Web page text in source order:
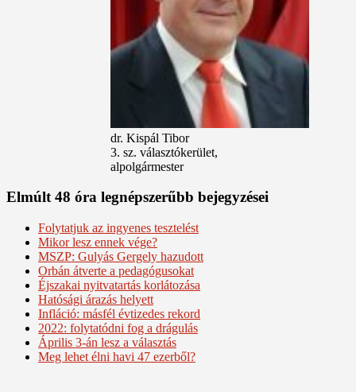
dr. Kispál Tibor
3. sz. választókerület,
alpolgármester
Elmúlt 48 óra legnépszerűbb bejegyzései
Folytatjuk az ingyenes tesztelést
Mikor lesz ennek vége?
MSZP: Gulyás Gergely hazudott
Orbán átverte a pedagógusokat
Éjszakai nyitvatartás korlátozása
Hatósági árazás helyett
Infláció: másfél évtizedes rekord
2022: folytatódni fog a drágulás
Április 3-án lesz a választás
Meg lehet élni havi 47 ezerből?